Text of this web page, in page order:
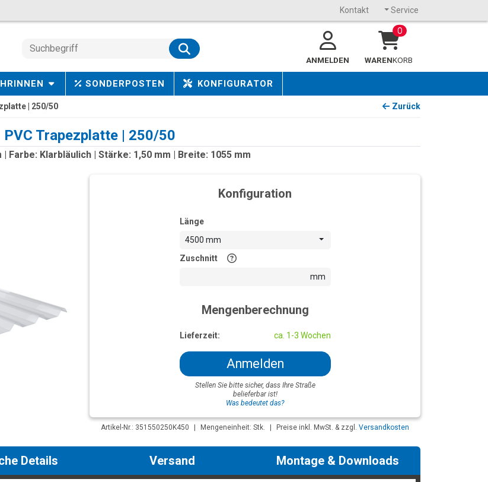
Kontakt Service
ANMELDEN
0
WARENKORB
SONDERPOSTEN KONFIGURATOR
| 250/50 Zurück
PVC Trapezplatte | 250/50
| Farbe: Klarbläulich | Stärke: 1,50 mm | Breite: 1055 mm
Konfiguration
Länge
4500 mm
Zuschnitt
mm
Mengenberechnung
Lieferzeit: ca. 1-3 Wochen
Anmelden
Stellen Sie bitte sicher, dass Ihre Straße
belieferbar ist!
Was bedeutet das?
Artikel-Nr.: 351550250K450 Mengeneinheit: Stk. Preise inkl. MwSt. & zzgl. Versandkosten
Details Versand Montage & Downloads